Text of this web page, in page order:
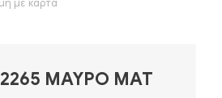
με κάρτα
ΜΑΎΡΟ ΜΑΤ